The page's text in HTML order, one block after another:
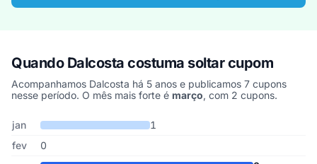
Quando Dalcosta costuma soltar cupom
Acompanhamos Dalcosta há 5 anos e publicamos 7 cupons
nesse período. O mês mais forte é março, com 2 cupons.
Cupons de Dalcosta publicados por mês, somando os últimos 5
Mês Cupons publicadosDesconto médio
jan
1
fev
0